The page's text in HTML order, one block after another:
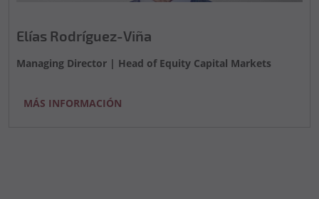
Elías Rodríguez-Viña
Managing Director | Head of Equity Capital Markets
MÁS INFORMACIÓN